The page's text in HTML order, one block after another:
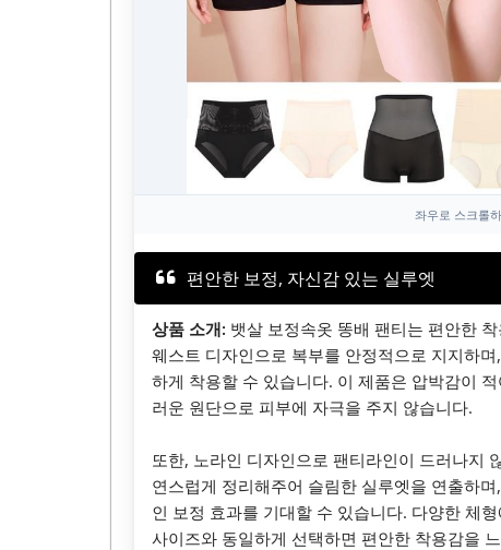
좌우로 스크롤
편안한 보정, 자신감 있는 실루엣
상품 소개: 뱃살 보정속옷 똥배 팬티는 편안한
웨스트 디자인으로 복부를 안정적으로 지지하
하게 착용할 수 있습니다. 이 제품은 압박감이
러운 원단으로 피부에 자극을 주지 않습니다.
또한, 노라인 디자인으로 팬티라인이 드러나지
연스럽게 정리해주어 슬림한 실루엣을 연출하
인 보정 효과를 기대할 수 있습니다. 다양한 체
사이즈와 동일하게 선택하면 편안한 착용감을